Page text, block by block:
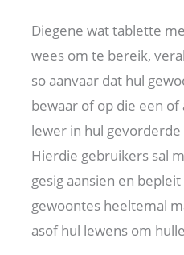
Diegene wat tablette
wees om te bereik,
so aanvaar dat hul
bewaar of op die een
lewer in hul
Hierdie gebruikers sal
gesig aansien en
gewoontes heeltemal
asof hul lewens om